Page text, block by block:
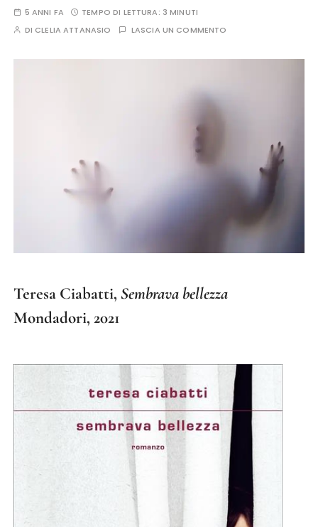
5 ANNI FA TEMPO DI LETTURA: 3 MINUTI
DI CLELIA ATTANASIO LASCIA UN COMMENTO
Teresa Ciabatti,Sembrava bellezza
Mondadori, 2021